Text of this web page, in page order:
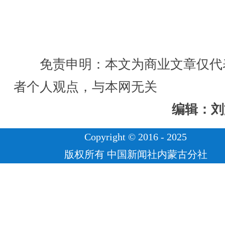
免责申明：本文为商业文章仅代
者个人观点，与本网无关
编辑：
Copyright © 2016 - 2025
版权所有 中国新闻社内蒙古分社